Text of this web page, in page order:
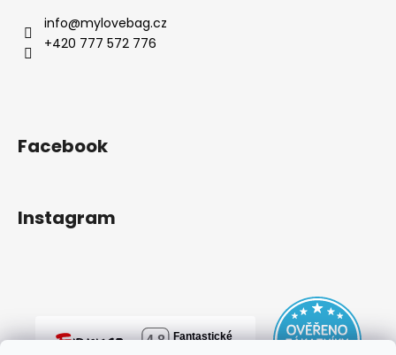
info@mylovebag.cz
+420 777 572 776
Facebook
Instagram